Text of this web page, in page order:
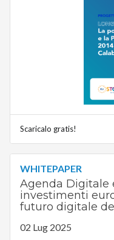
Scaricalo gratis!
WHITEPAPER
Agenda Digitale
investimenti
futuro digitale
02 Lug 2025